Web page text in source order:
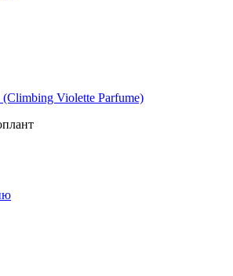
Violette Parfume)